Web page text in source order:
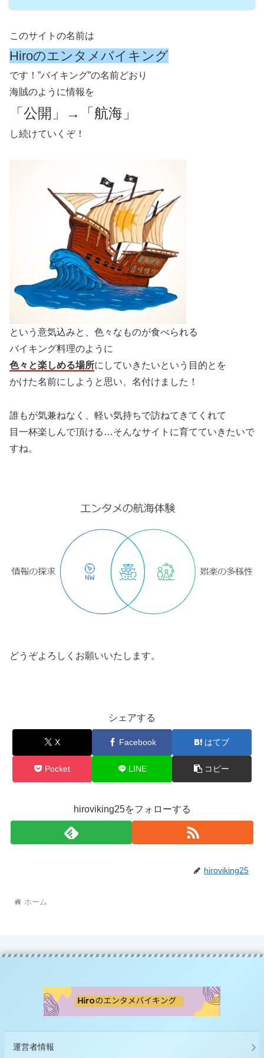
このサイトの名前は
Hiroのエンタメバイキング
です！”バイキング”の名前どおり
海賊のように情報を
「公開」→「航海」
し続けていくぞ！
という意気込みと、色々なものが食べられる
バイキング料理のように
色々と楽しめる場所にしていきたいという目的とを
かけた名前にしようと思い、名付けました！
誰もが気兼ねなく、軽い気持ちで訪ねてきてくれて
目一杯楽しんで頂ける…そんなサイトに育てていきたいで
すね。
どうぞよろしくお願いいたします。
シェアする
X Facebook はてブ
Pocket LINE コピー
hiroviking25をフォローする
hiroviking25
ホーム
運営者情報